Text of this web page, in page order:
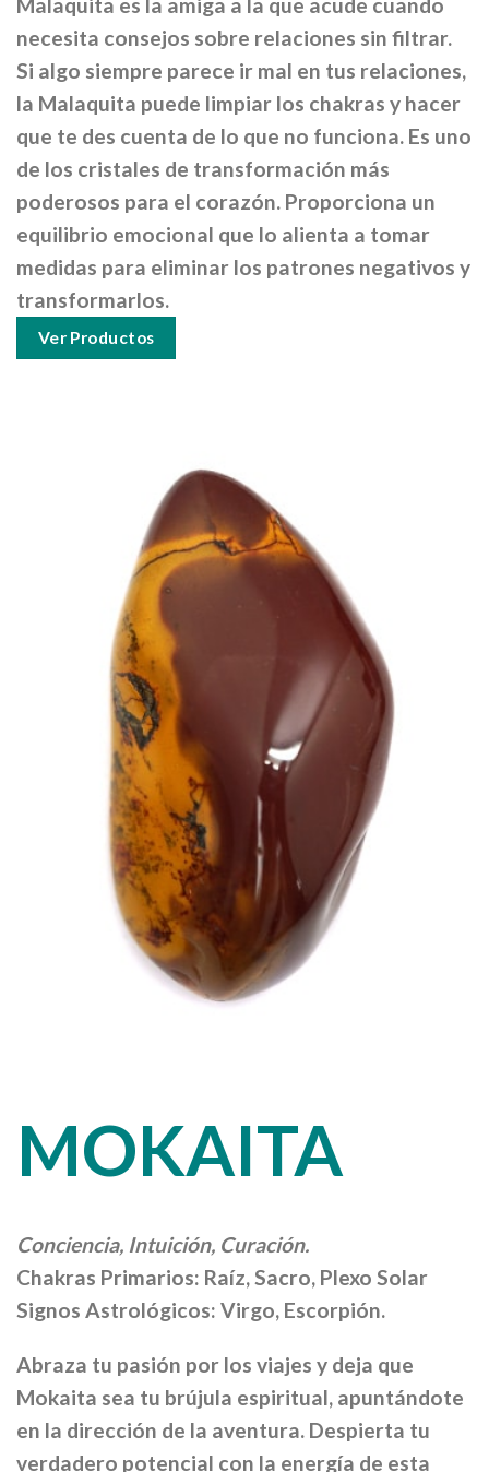
necesita consejos sobre relaciones sin filtrar.
Si algo siempre parece ir mal en tus relaciones,
la Malaquita puede limpiar los chakras y hacer
que te des cuenta de lo que no funciona. Es uno
de los cristales de transformación más
poderosos para el corazón. Proporciona un
equilibrio emocional que lo alienta a tomar
medidas para eliminar los patrones negativos y
transformarlos.
Ver Productos
MOKAITA
Conciencia, Intuición, Curación.
Chakras Primarios: Raíz, Sacro, Plexo Solar
Signos Astrológicos: Virgo, Escorpión.
Abraza tu pasión por los viajes y deja que
Mokaita sea tu brújula espiritual, apuntándote
en la dirección de la aventura. Despierta tu
verdadero potencial con la energía de esta